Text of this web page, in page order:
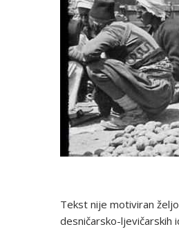
Tekst nije motiviran
desničarsko-ljevičarskih